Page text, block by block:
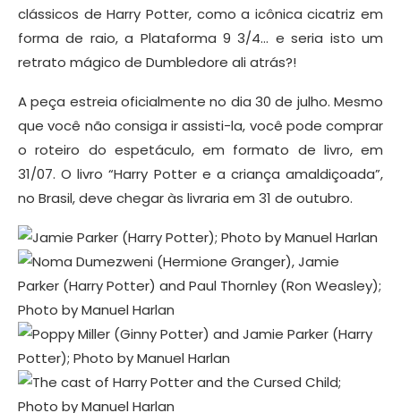
clássicos de Harry Potter, como a icônica cicatriz em
forma de raio, a Plataforma 9 3/4… e seria isto um
retrato mágico de Dumbledore ali atrás?!
A peça estreia oficialmente no dia 30 de julho. Mesmo
que você não consiga ir assisti-la, você pode comprar
o roteiro do espetáculo, em formato de livro, em
31/07. O livro “Harry Potter e a criança amaldiçoada”,
no Brasil, deve chegar às livraria em 31 de outubro.